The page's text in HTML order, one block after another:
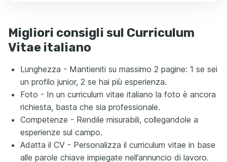
Migliori consigli sul Curriculum
Vitae italiano
Lunghezza - Mantieniti su massimo 2 pagine: 1 se sei
un profilo junior, 2 se hai più esperienza.
Foto - In un curriculum vitae italiano la foto è ancora
richiesta, basta che sia professionale.
Competenze - Rendile misurabili, collegandole a
esperienze sul campo.
Adatta il CV - Personalizza il curriculum vitae in base
alle parole chiave impiegate nell’annuncio di lavoro.